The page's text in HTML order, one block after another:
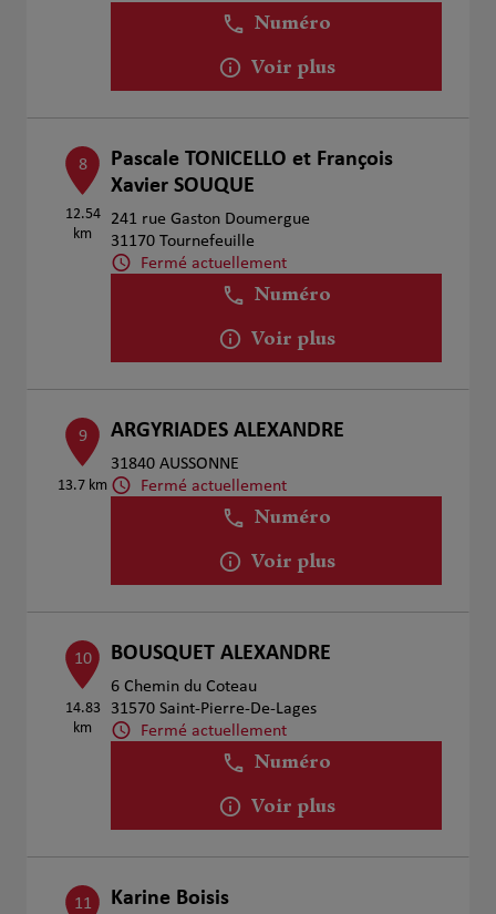
Numéro
Voir plus
8
12.54
km
Pascale TONICELLO et François
Xavier SOUQUE
241 rue Gaston Doumergue
31170 Tournefeuille
Fermé actuellement
Numéro
Voir plus
9
13.7 km
ARGYRIADES ALEXANDRE
31840 AUSSONNE
Fermé actuellement
Numéro
Voir plus
10
14.83
km
BOUSQUET ALEXANDRE
6 Chemin du Coteau
31570 Saint-Pierre-De-Lages
Fermé actuellement
Numéro
Voir plus
11 Karine Boisis